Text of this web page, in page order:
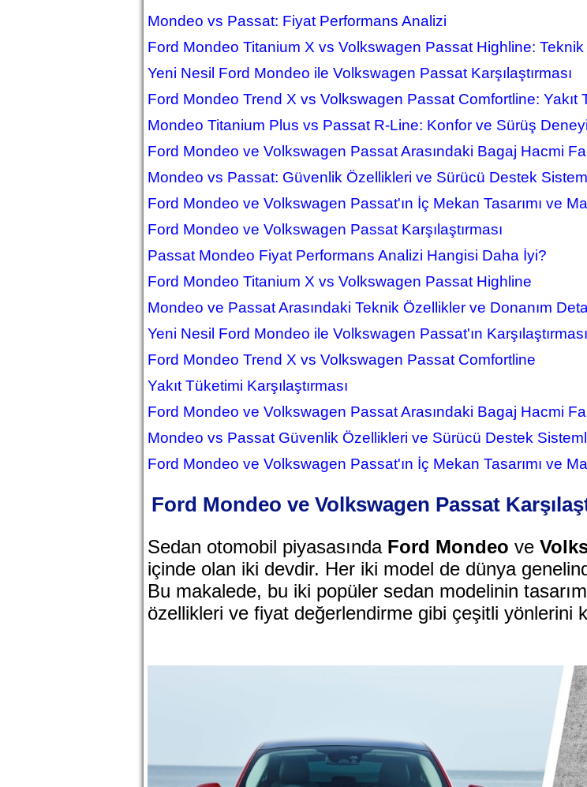
Mondeo vs Passat: Fiyat Performans Analizi
Ford Mondeo Titanium X vs Volkswagen Passat Highline: Teknik
Yeni Nesil Ford Mondeo ile Volkswagen Passat Karşılaştırması
Ford Mondeo Trend X vs Volkswagen Passat Comfortline: Yakıt
Mondeo Titanium Plus vs Passat R-Line: Konfor ve Sürüş
Ford Mondeo ve Volkswagen Passat Arasındaki Bagaj Hacmi
Mondeo vs Passat: Güvenlik Özellikleri ve Sürücü Destek
Ford Mondeo ve Volkswagen Passat'ın İç Mekan Tasarımı ve
Ford Mondeo ve Volkswagen Passat Karşılaştırması
Passat Mondeo Fiyat Performans Analizi Hangisi Daha İyi?
Ford Mondeo Titanium X vs Volkswagen Passat Highline
Mondeo ve Passat Arasındaki Teknik Özellikler ve Donanım
Yeni Nesil Ford Mondeo ile Volkswagen Passat'ın Karşılaştırması
Ford Mondeo Trend X vs Volkswagen Passat Comfortline
Yakıt Tüketimi Karşılaştırması
Ford Mondeo ve Volkswagen Passat Arasındaki Bagaj Hacmi
Mondeo vs Passat Güvenlik Özellikleri ve Sürücü Destek
Ford Mondeo ve Volkswagen Passat'ın İç Mekan Tasarımı ve
Ford Mondeo ve Volkswagen Passat
Sedan otomobil piyasasında Ford Mondeo ve
içinde olan iki devdir. Her iki model de dünya
Bu makalede, bu iki popüler sedan modelinin
özellikleri ve fiyat değerlendirme gibi çeşitli yönlerini